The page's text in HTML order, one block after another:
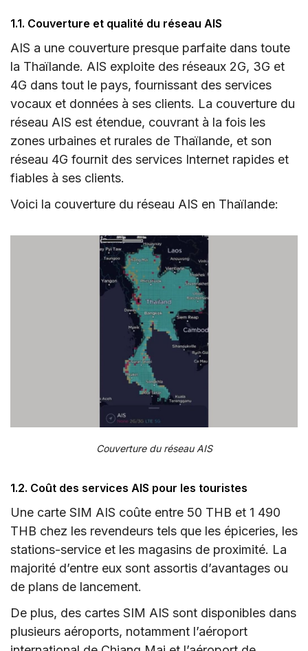
1.1. Couverture et qualité du réseau AIS
AIS a une couverture presque parfaite dans toute
la Thaïlande. AIS exploite des réseaux 2G, 3G et
4G dans tout le pays, fournissant des services
vocaux et données à ses clients. La couverture du
réseau AIS est étendue, couvrant à la fois les
zones urbaines et rurales de Thaïlande, et son
réseau 4G fournit des services Internet rapides et
fiables à ses clients.
Voici la couverture du réseau AIS en Thaïlande:
Couverture du réseau AIS
1.2. Coût des services AIS pour les touristes
Une carte SIM AIS coûte entre 50 THB et 1 490
THB chez les revendeurs tels que les épiceries, les
stations-service et les magasins de proximité. La
majorité d’entre eux sont assortis d’avantages ou
de plans de lancement.
De plus, des cartes SIM AIS sont disponibles dans
plusieurs aéroports, notamment l’aéroport